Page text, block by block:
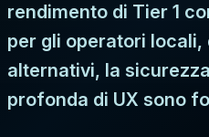
rendimento di Tier 1
per gli operatori locali,
alternativi, la
profonda di UX sono